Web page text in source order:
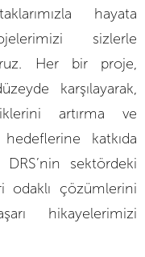
hayata
sizlerle
Her bir proje,
karşılayarak,
artırma ve
katkıda
sektördeki
odaklı çözümlerini
hikayelerimizi